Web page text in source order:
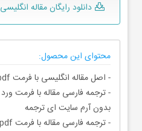
دانلود رایگان مقاله انگلیسی
محتوای این محصول:
- اصل مقاله انگلیسی با فرمت pdf
بدون آرم سایت ای ترجمه
- ترجمه فارسی مقاله با فرمت pdf، بدون آرم سایت ای ترجمه